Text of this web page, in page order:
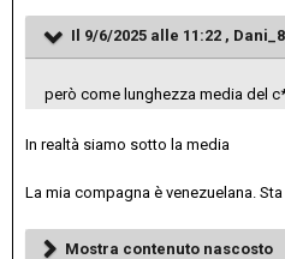
Il 9/6/2025 alle 11:22 ,
però come lunghezza media del
In realtà siamo sotto la media
La mia compagna è venezuelana.
Mostra contenuto nascosto